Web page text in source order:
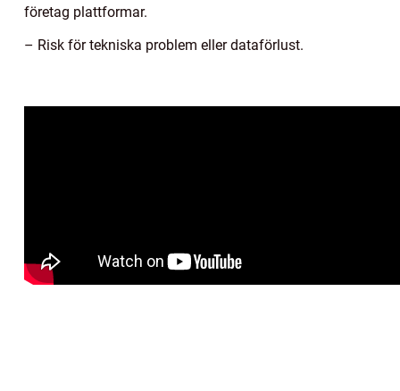
företag plattformar.
– Risk för tekniska problem eller dataförlust.